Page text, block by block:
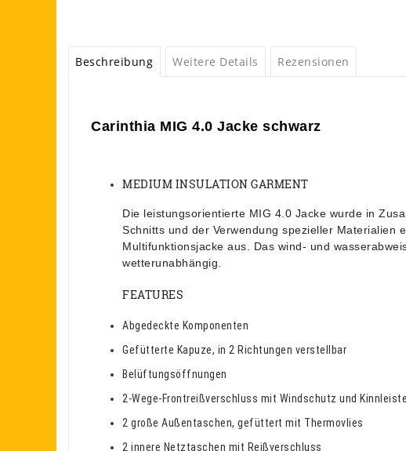
Beschreibung Weitere Details Rezensionen
Carinthia MIG 4.0 Jacke schwarz
MEDIUM INSULATION GARMENT
Die leistungsorientierte MIG 4.0 Jacke wurde in
Schnitts und der Verwendung spezieller Materialien
Multifunktionsjacke aus. Das wind- und
wetterunabhängig.
FEATURES
Abgedeckte Komponenten
Gefütterte Kapuze, in 2 Richtungen verstellbar
Belüftungsöffnungen
2-Wege-Frontreißverschluss mit Windschutz und Kinnleiste
2 große Außentaschen, gefüttert mit Thermovlies
2 innere Netztaschen mit Reißverschluss